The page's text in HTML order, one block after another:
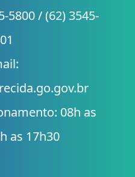
5800 / (62) 3545-
08h as
as 17h30